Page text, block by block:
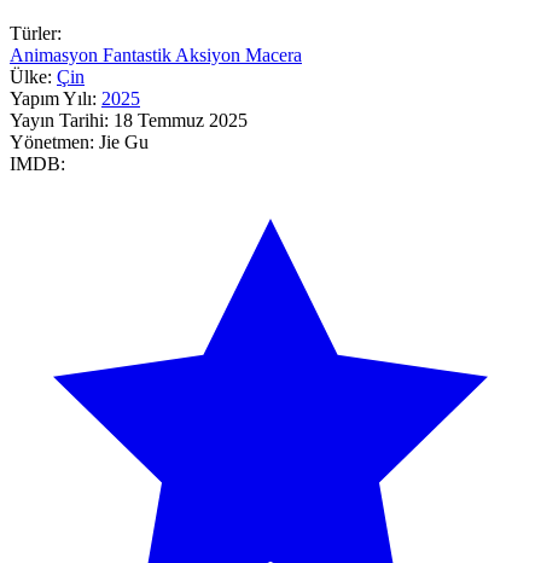
Türler:
Animasyon Fantastik Aksiyon Macera
Ülke: Çin
Yapım Yılı: 2025
Yayın Tarihi: 18 Temmuz 2025
Yönetmen: Jie Gu
IMDB: